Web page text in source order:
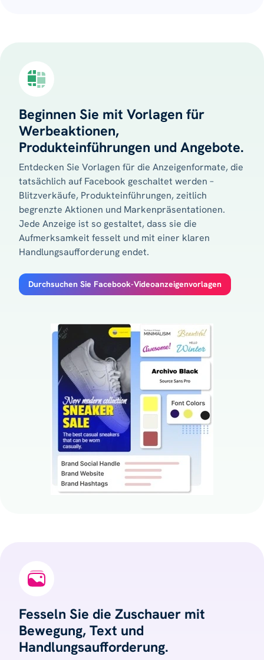
Beginnen Sie mit Vorlagen für
Werbeaktionen,
Produkteinführungen und Angebote.
Entdecken Sie Vorlagen für die Anzeigenformate, die
tatsächlich auf Facebook geschaltet werden –
Blitzverkäufe, Produkteinführungen, zeitlich
begrenzte Aktionen und Markenpräsentationen.
Jede Anzeige ist so gestaltet, dass sie die
Aufmerksamkeit fesselt und mit einer klaren
Handlungsaufforderung endet.
Durchsuchen Sie Facebook-Videoanzeigenvorlagen
Fesseln Sie die Zuschauer mit
Bewegung, Text und
Handlungsaufforderung.